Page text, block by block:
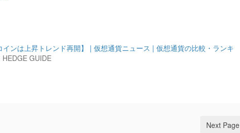
ンは上昇トレンド再開】 | 仮想通貨ニュース | 仮想通貨の比較・ランキ
GUIDE
Next Page